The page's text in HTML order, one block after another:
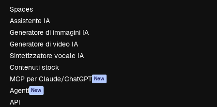
Spaces
Assistente IA
Generatore di immagini IA
Generatore di video IA
Sintetizzatore vocale IA
Contenuti stock
MCP per Claude/ChatGPT New
Agenti New
API